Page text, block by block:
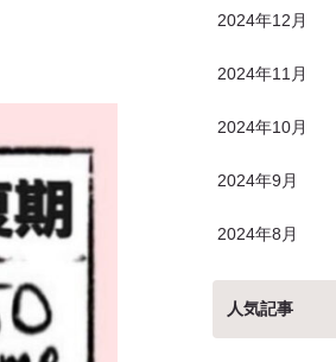
2024年12月
2024年11月
2024年10月
2024年9月
2024年8月
人気記事